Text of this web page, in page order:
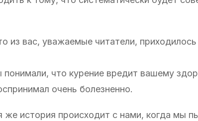
из вас, уважаемые читатели,
что курение вредит вашему
очень болезненно.
же история происходит с нами, когда мы